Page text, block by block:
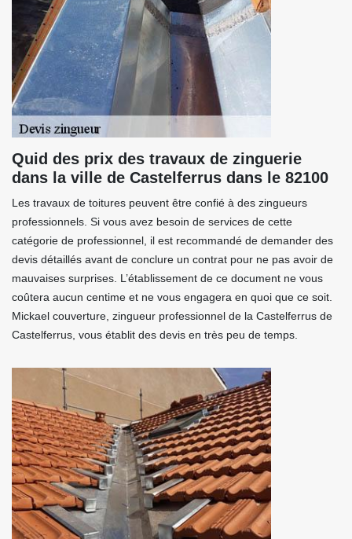
Quid des prix des travaux de zinguerie
dans la ville de Castelferrus dans le 82100
Les travaux de toitures peuvent être confié à des zingueurs
professionnels. Si vous avez besoin de services de cette
catégorie de professionnel, il est recommandé de demander des
devis détaillés avant de conclure un contrat pour ne pas avoir de
mauvaises surprises. L’établissement de ce document ne vous
coûtera aucun centime et ne vous engagera en quoi que ce soit.
Mickael couverture, zingueur professionnel de la Castelferrus de
Castelferrus, vous établit des devis en très peu de temps.